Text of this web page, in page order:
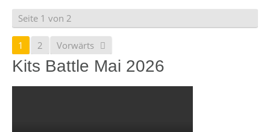
Seite 1 von 2
1 2 Vorwärts
Kits Battle Mai 2026